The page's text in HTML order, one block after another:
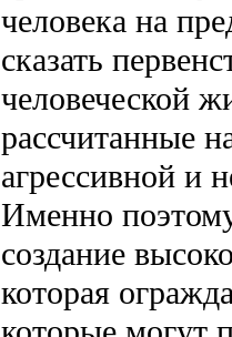
человека на
сказать
человеческой
рассчитанные
агрессивной и
Именно
создание
которая